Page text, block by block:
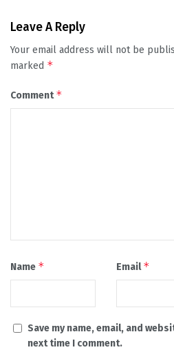
Leave A Reply
Your email address will not be
marked *
Comment*
Name * Email*
Save my name, email, and
next time I comment.